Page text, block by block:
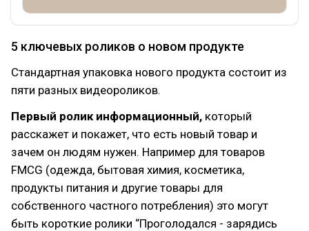
5 ключевых роликов о новом продукте
Стандартная упаковка нового продукта состоит из
пяти разных видеороликов.
Первый ролик информационный, который
расскажет и покажет, что есть новый товар и
зачем он людям нужен. Например для товаров
FMCG (одежда, бытовая химия, косметика,
продукты питания и другие товары для
собственного частного потребления) это могут
быть короткие ролики “Проголодался - зарядись